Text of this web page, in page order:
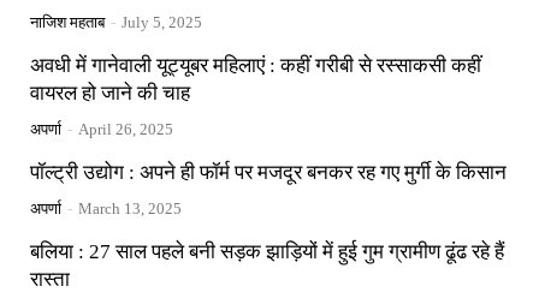
नाजिश महताब - July 5, 2025
अवधी में गानेवाली यूट्यूबर महिलाएं : कहीं गरीबी से रस्साकसी कहीं
वायरल हो जाने की चाह
अपर्णा - April 26, 2025
पॉल्ट्री उद्योग : अपने ही फॉर्म पर मजदूर बनकर रह गए मुर्गी के किसान
अपर्णा - March 13, 2025
बलिया : 27 साल पहले बनी सड़क झाड़ियों में हुई गुम ग्रामीण ढूंढ रहे हैं
रास्ता